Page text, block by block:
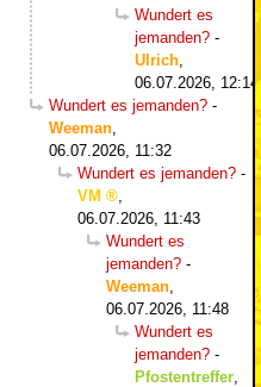
Wundert es
jemanden? -
Ulrich
06.07.2026, 12:14
Wundert es jemanden? -
Weeman
06.07.2026, 11:32
Wundert es jemanden? -
VM
06.07.2026, 11:43
Wundert es
jemanden? -
Weeman
06.07.2026, 11:48
Wundert es
jemanden? -
Pfostentreffer